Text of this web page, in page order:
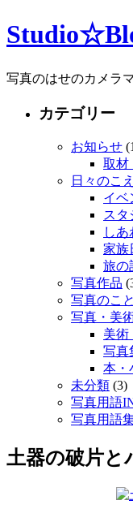
写真のはせのカメラ
カテゴリー
お知らせ
取材
日々のこえ
イベ
スタ
し
家族
旅の
写真作品
写真のこと
写真・美
美術
写真
本・
未分類 (3)
写真用語
写真用語
土器の破片と